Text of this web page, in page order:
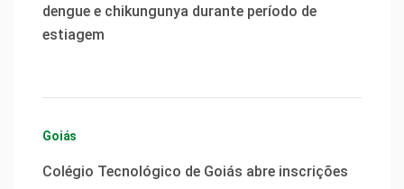
dengue e chikungunya durante período de
estiagem
Goiás
Colégio Tecnológico de Goiás abre inscrições